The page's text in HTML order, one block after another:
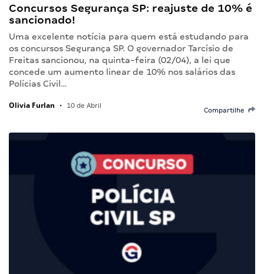
Concursos Segurança SP: reajuste de 10% é
sancionado!
Uma excelente notícia para quem está estudando para
os concursos Segurança SP. O governador Tarcísio de
Freitas sancionou, na quinta-feira (02/04), a lei que
concede um aumento linear de 10% nos salários das
Polícias Civil…
Olivia Furlan • 10 de Abril
Compartilhe